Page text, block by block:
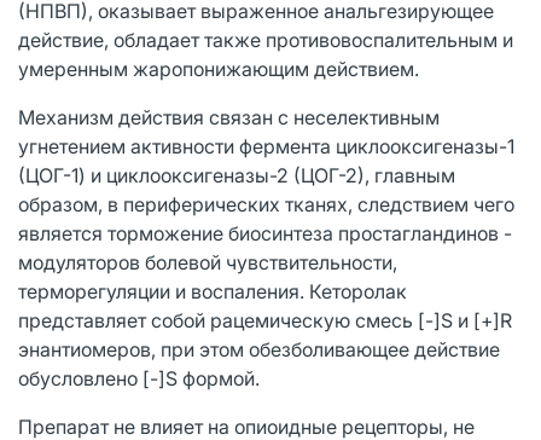
(НПВП), оказывает выраженное анальгезирующее
действие, обладает также противовоспалительным и
умеренным жаропонижающим действием.
Механизм действия связан с неселективным
угнетением активности фермента циклооксигеназы-1
(ЦОГ-1) и циклооксигеназы-2 (ЦОГ-2), главным
образом, в периферических тканях, следствием чего
является торможение биосинтеза простагландинов -
модуляторов болевой чувствительности,
терморегуляции и воспаления. Кеторолак
представляет собой рацемическую смесь [-]S и [+]R
энантиомеров, при этом обезболивающее действие
обусловлено [-]S формой.
Препарат не влияет на опиоидные рецепторы, не